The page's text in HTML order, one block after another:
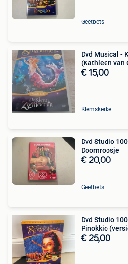
Geetbets
Dvd Musical -
(Kathleen van
€ 15,00
Klemskerke
Dvd Studio
Doornroosje
€ 20,00
Geetbets
Dvd Studio
Pinokkio
€ 25,00